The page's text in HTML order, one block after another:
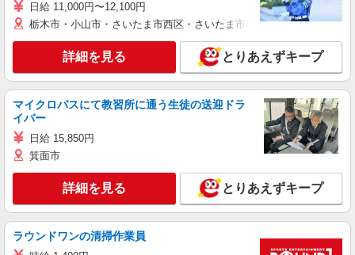
日給 11,000円〜12,100円
栃木市・小山市・さいたま市西区・さいたま市岩槻区・久喜市・蓮田
詳細を見る とりあえずキープ
マイクロバスにて教習所に通う生徒の送迎ドラ
イバー
日給 15,850円
箕面市
詳細を見る とりあえずキープ
ラウンドワンの清掃作業員